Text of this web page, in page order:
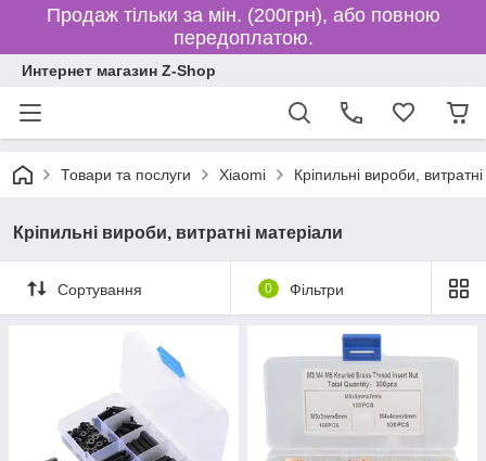
Продаж тільки за мін. (200грн), або повною
передоплатою.
Интернет магазин Z-Shop
Товари та послуги Xiaomi Кріпильні вироби,
Кріпильні вироби, витратні матеріали
Сортування 0 Фільтри